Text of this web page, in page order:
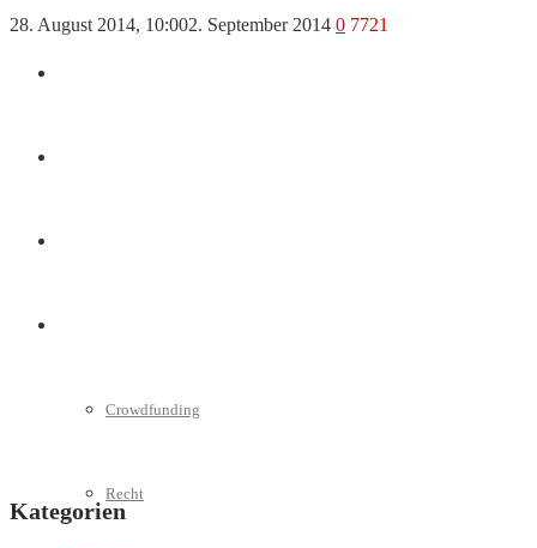
Crowdfunding
Recht
28. August 2014, 10:002. September 2014 0 7721
Kategorien